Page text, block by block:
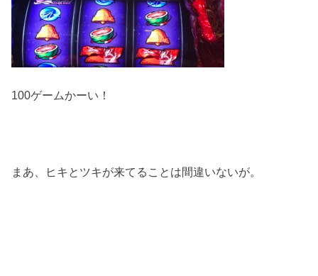
100ゲームかーい！
まあ、ヒキとツキが来てることは間違いないが。